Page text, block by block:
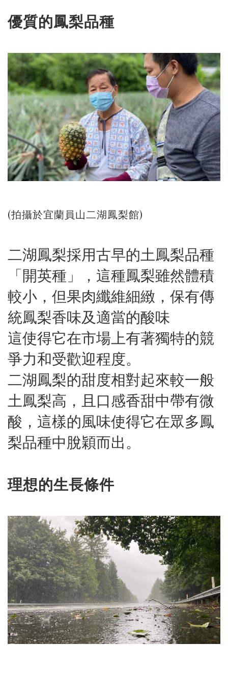
優質的鳳梨品種
(拍攝於宜蘭員山二湖鳳梨館)
二湖鳳梨採用古早的土鳳梨品種
「開英種」，這種鳳梨雖然體積
較小，但果肉纖維細緻，保有傳
統鳳梨香味及適當的酸味
這使得它在市場上有著獨特的競
爭力和受歡迎程度。
二湖鳳梨的甜度相對起來較一般
土鳳梨高，且口感香甜中帶有微
酸，這樣的風味使得它在眾多鳳
梨品種中脫穎而出。
理想的生長條件